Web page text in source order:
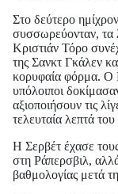
Στο δεύτερο
συσσωρεύονταν, τα
Κριστιάν Τόρο
της Σανκτ Γκάλεν
κορυφαία φόρμα. Ο
υπόλοιποι
αξιοποιήσουν τις
τελευταία λεπτά
Η Σερβέτ έχασε
στη Ράπερσβιλ,
βαθμολογίας μετά